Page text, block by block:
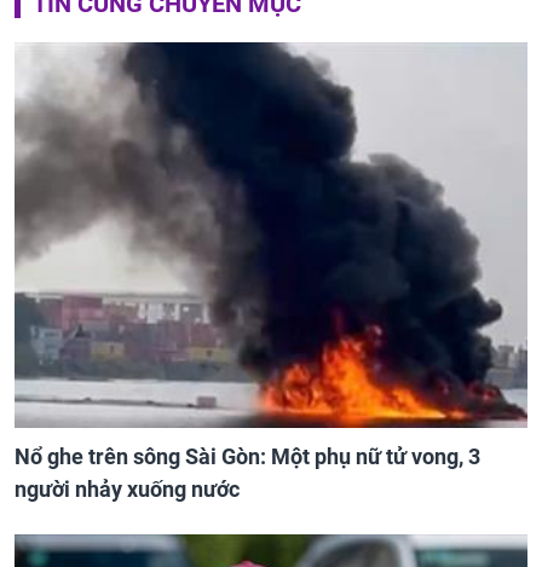
Nổ ghe trên sông Sài Gòn: Một phụ nữ tử vong, 3
người nhảy xuống nước